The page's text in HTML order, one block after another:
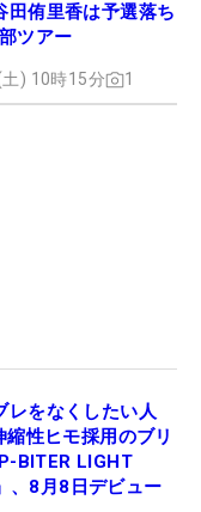
侑里香は予選落ち
ツアー
) 10時15分 1
レをなくしたい人
性ヒモ採用のブリ
BITER LIGHT
、8月8日デビュー